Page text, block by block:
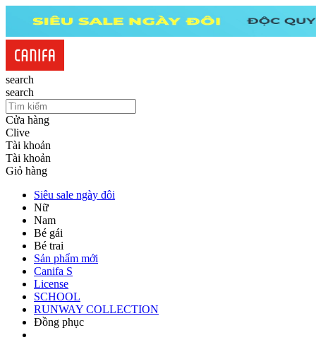
search
search
Cửa hàng
Clive
Tài khoản
Tài khoản
Giỏ hàng
Siêu sale ngày đôi
Nữ
Nam
Bé gái
Bé trai
Sản phẩm mới
Canifa S
License
SCHOOL
RUNWAY COLLECTION
Đồng phục